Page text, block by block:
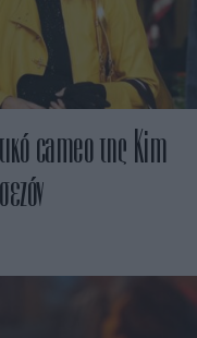
cameo της Kim